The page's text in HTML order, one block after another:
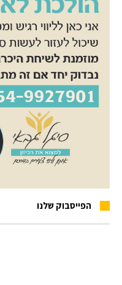
הפייסבוק שלנו